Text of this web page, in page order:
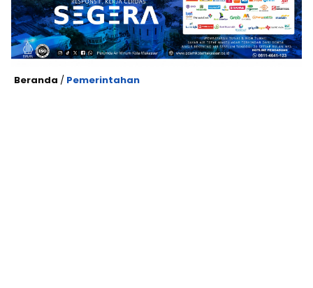
Beranda / Pemerintahan